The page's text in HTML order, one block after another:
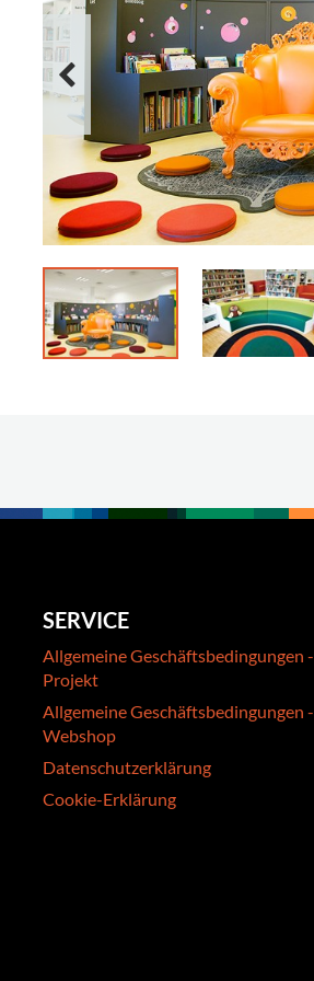
SERVICE
Allgemeine Geschäftsbedingungen -
Projekt
Allgemeine Geschäftsbedingungen -
Webshop
Datenschutzerklärung
Cookie-Erklärung